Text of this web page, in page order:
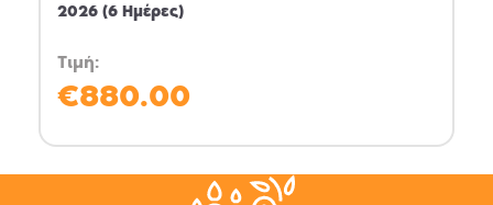
spam, thank you.
2026 (6 Ημέρες)
Τιμή:
€880.00